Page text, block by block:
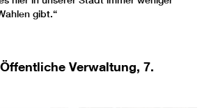
gibt.“
Verwaltung, 7.